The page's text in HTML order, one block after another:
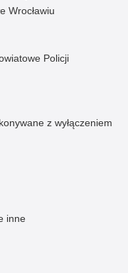
Wrocławiu
Policji
z wyłączeniem
inne